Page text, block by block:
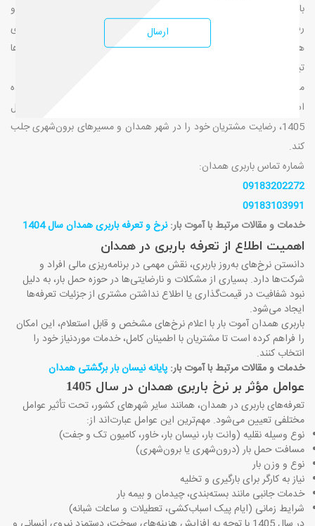
با توجه به افزایش حجم جابه‌جایی کالا، اسباب‌کشی‌های شهری و بین‌شهری و
رشد فعالیت‌های تجاری در استان همدان، آگاهی از نرخ و تعرفه باربری
همدان در سال 1405 به یکی از دغدغه‌های اصلی شهروندان و کسب‌وکارها
تبدیل شده است.
مجموعه آموت بار به‌عنوان یکی از فعالان معتبر حوزه حمل‌ونقل، تلاش کرده
است با ارائه تعرفه‌های شفاف، منصفانه و مطابق با شرایط اقتصادی سال
1405، رضایت مشتریان خود را در شهر همدان و مسیرهای برون‌شهری جلب
کند.
شماره تماس باربری همدان:
09183202272
09183103991
خدمات و مقالات مرتبط با آموت بار:نرخ و تعرفه باربری همدان سال 1404​
اهمیت اطلاع از تعرفه باربری در همدان
دانستن نرخ‌های به‌روز باربری، نقش مهمی در برنامه‌ریزی مالی افراد و
شرکت‌ها دارد. بسیاری از مشکلات و نارضایتی‌ها در حوزه حمل بار، به دلیل
نبود شفافیت در قیمت‌گذاری یا اطلاع نداشتن مشتری از جزئیات تعرفه‌ها
ایجاد می‌شود.
باربری همدان آموت بار با اعلام نرخ‌های مشخص و قابل استعلام، این امکان
را فراهم کرده است تا مشتریان با اطمینان کامل، خدمات موردنیاز خود را
انتخاب کنند.
خدمات و مقالات مرتبط با آموت بار: پایانه نیسان بار برگشتی همدان​
عوامل مؤثر بر نرخ باربری همدان در سال 1405
تعرفه‌های باربری در همدان، همانند سایر شهرهای کشور، تحت تأثیر عوامل
مختلفی تعیین می‌شود. مهم‌ترین این عوامل عبارت‌اند از:
نوع وسیله نقلیه (وانت بار، نیسان بار، خاور، کامیون تک و جفت)
مسافت حمل بار (درون‌شهری یا برون‌شهری)
نوع و وزن بار
نیاز به کارگر برای بارگیری و تخلیه
خدمات جانبی مانند بسته‌بندی، چیدمان و بیمه بار
شرایط زمانی (ایام پیک اسباب‌کشی، تعطیلات و ساعات شبانه)
ارسال